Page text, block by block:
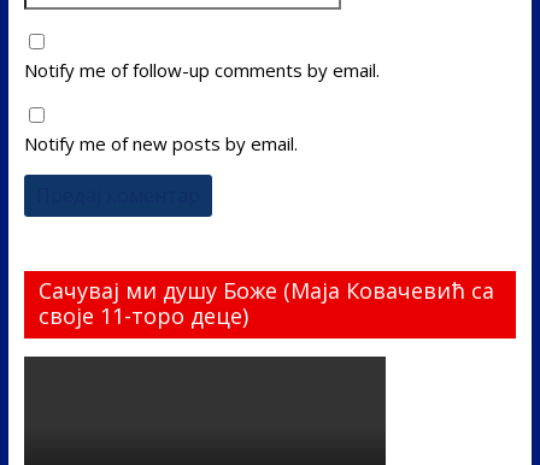
Notify me of follow-up comments by email.
Notify me of new posts by email.
Сачувај ми душу Боже (Маја Ковачевић са
своје 11-торо деце)